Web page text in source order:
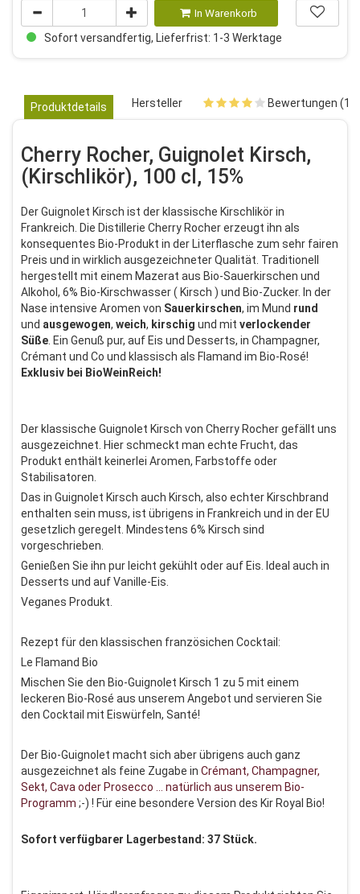
In Warenkorb
Sofort versandfertig, Lieferfrist: 1-3 Werktage
Produktdetails Hersteller Bewertungen (1)
Cherry Rocher, Guignolet Kirsch,
(Kirschlikör), 100 cl, 15%
Der Guignolet Kirsch ist der klassische Kirschlikör in
Frankreich. Die Distillerie Cherry Rocher erzeugt ihn als
konsequentes Bio-Produkt in der Literflasche zum sehr fairen
Preis und in wirklich ausgezeichneter Qualität. Traditionell
hergestellt mit einem Mazerat aus Bio-Sauerkirschen und
Alkohol, 6% Bio-Kirschwasser ( Kirsch ) und Bio-Zucker. In der
Nase intensive Aromen von Sauerkirschen, im Mund rund
und ausgewogen, weich, kirschig und mit verlockender
Süße . Ein Genuß pur, auf Eis und Desserts, in Champagner,
Crémant und Co und klassisch als Flamand im Bio-Rosé!
Exklusiv bei BioWeinReich!
Der klassische Guignolet Kirsch von Cherry Rocher gefällt uns
ausgezeichnet. Hier schmeckt man echte Frucht, das
Produkt enthält keinerlei Aromen, Farbstoffe oder
Stabilisatoren.
Das in Guignolet Kirsch auch Kirsch, also echter Kirschbrand
enthalten sein muss, ist übrigens in Frankreich und in der EU
gesetzlich geregelt. Mindestens 6% Kirsch sind
vorgeschrieben.
Genießen Sie ihn pur leicht gekühlt oder auf Eis. Ideal auch in
Desserts und auf Vanille-Eis.
Veganes Produkt.
Rezept für den klassischen französichen Cocktail:
Le Flamand Bio
Mischen Sie den Bio-Guignolet Kirsch 1 zu 5 mit einem
leckeren Bio-Rosé aus unserem Angebot und servieren Sie
den Cocktail mit Eiswürfeln, Santé!
Der Bio-Guignolet macht sich aber übrigens auch ganz
ausgezeichnet als feine Zugabe in Crémant, Champagner,
Sekt, Cava oder Prosecco … natürlich aus unserem Bio-
Programm ;-) ! Für eine besondere Version des Kir Royal Bio!
Sofort verfügbarer Lagerbestand: 37 Stück.